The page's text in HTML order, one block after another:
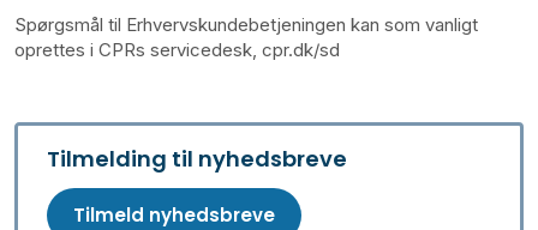
Spørgsmål til Erhvervskundebetjeningen kan som vanligt
oprettes i CPRs servicedesk, cpr.dk/sd
Tilmelding til nyhedsbreve
Tilmeld nyhedsbreve